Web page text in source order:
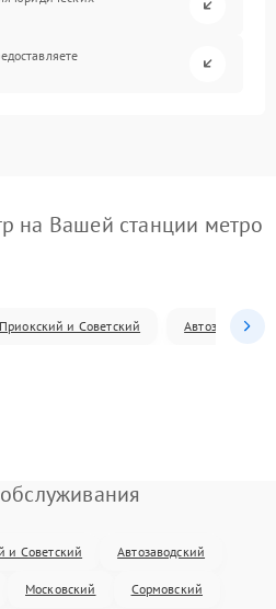
на Вашей станции метро
Приокский и Советский Автозаводский
и Советский Автозаводский
Московский Сормовский